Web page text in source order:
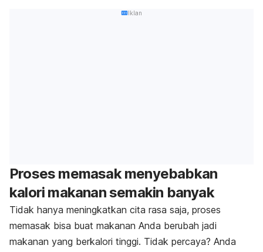
Iklan
Proses memasak menyebabkan
kalori makanan semakin banyak
Tidak hanya meningkatkan cita rasa saja, proses
memasak bisa buat makanan Anda berubah jadi
makanan yang berkalori tinggi. Tidak percaya? Anda